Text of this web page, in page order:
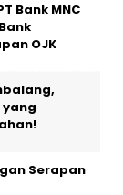
Bank MNC
OJK
yang
Serapan